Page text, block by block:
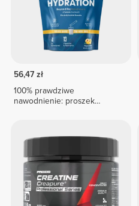
56,47 zł
100% prawdziwe
nawodnienie: proszek